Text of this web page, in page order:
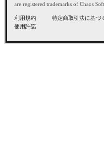
are registered trademarks of Chaos
利用規約 特定商取引法に基づ
使用許諾